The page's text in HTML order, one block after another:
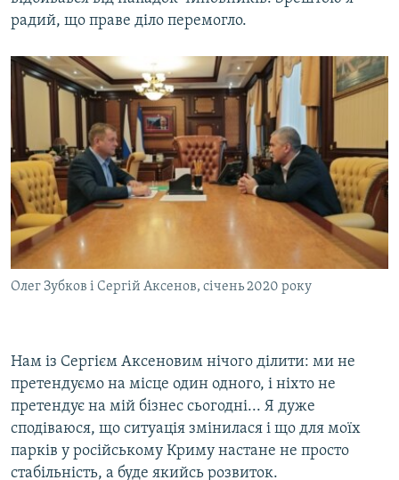
радий, що праве діло перемогло.
Олег Зубков і Сергій Аксенов, січень 2020 року
Нам із Сергієм Аксеновим нічого ділити: ми не
претендуємо на місце один одного, і ніхто не
претендує на мій бізнес сьогодні... Я дуже
сподіваюся, що ситуація змінилася і що для моїх
парків у російському Криму настане не просто
стабільність, а буде якийсь розвиток.